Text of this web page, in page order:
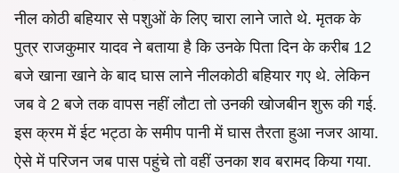
नील कोठी बहियार से पशुओं के लिए चारा लाने जाते थे. मृतक के
पुत्र राजकुमार यादव ने बताया है कि उनके पिता दिन के करीब 12
बजे खाना खाने के बाद घास लाने नीलकोठी बहियार गए थे. लेकिन
जब वे 2 बजे तक वापस नहीं लौटा तो उनकी खोजबीन शुरू की गई.
इस क्रम में ईट भट्ठा के समीप पानी में घास तैरता हुआ नजर आया.
ऐसे में परिजन जब पास पहुंचे तो वहीं उनका शव बरामद किया गया.